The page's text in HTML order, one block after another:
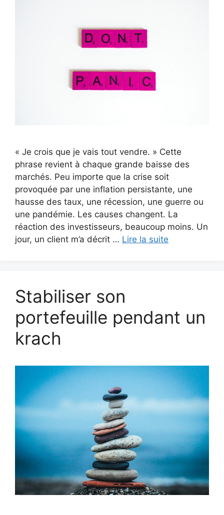
« Je crois que je vais tout vendre. » Cette
phrase revient à chaque grande baisse des
marchés. Peu importe que la crise soit
provoquée par une inflation persistante, une
hausse des taux, une récession, une guerre ou
une pandémie. Les causes changent. La
réaction des investisseurs, beaucoup moins. Un
jour, un client m’a décrit … Lire la suite
Stabiliser son
portefeuille pendant un
krach